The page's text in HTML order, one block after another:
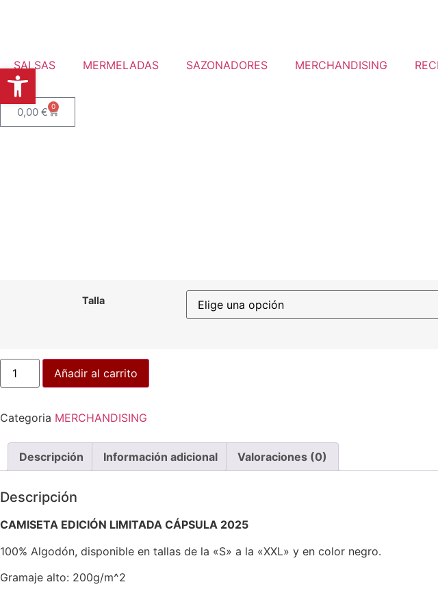
SALSAS MERMELADAS SAZONADORES MERCHANDISING
0,00 € 0
Talla
Añadir al carrito
Categoria MERCHANDISING
Descripción Información adicional Valoraciones (0)
Descripción
CAMISETA EDICIÓN LIMITADA CÁPSULA 2025
100% Algodón, disponible en tallas de la «S» a la «XXL» y en color negro.
Gramaje alto: 200g/m^2
Abrir barra de herramientas